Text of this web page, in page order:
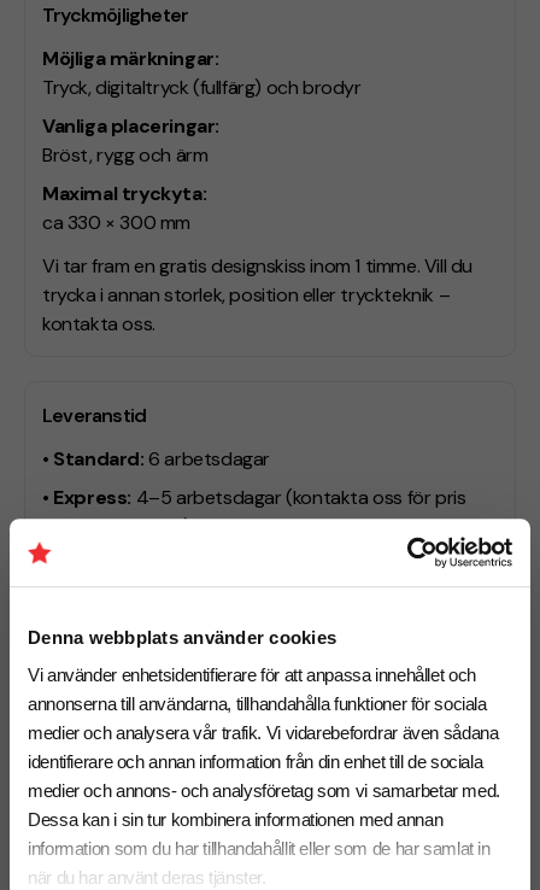
Denna webbplats använder cookies
Vi använder enhetsidentifierare för att anpassa innehållet och
annonserna till användarna, tillhandahålla funktioner för sociala
medier och analysera vår trafik. Vi vidarebefordrar även sådana
identifierare och annan information från din enhet till de sociala
medier och annons- och analysföretag som vi samarbetar med.
Dessa kan i sin tur kombinera informationen med annan
information som du har tillhandahållit eller som de har samlat in
när du har använt deras tjänster.
Tryckmöjligheter
Möjliga märkningar:
Tryck, digitaltryck (fullfärg) och brodyr
Vanliga placeringar:
Bröst, rygg och ärm
Maximal tryckyta:
ca 330 × 300 mm
Vi tar fram en gratis designskiss inom 1 timme. Vill du
trycka i annan storlek, position eller tryckteknik –
kontakta oss.
Leveranstid
• Standard:6 arbetsdagar
• Express: 4–5 arbetsdagar(kontakta oss för pris
och tillgänglighet)
Behöver du leverans till ett specifikt datum? Hör av dig
så hjälper vi dig hitta rätt upplägg.
Vill du jämföra fler pikéer?
Vill du se fler modeller, material eller prisklasser innan
du bestämmer dig? I kategorin
pikéer med eget tryckhittar du fler alternativ för
företag, event och kampanjer med logotyp.